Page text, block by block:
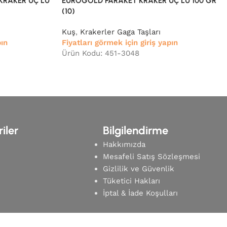
(10)
Kuş, Krakerler Gaga Taşları
Fiyatları görmek için giriş yapın
Ürün Kodu: 451-3048
Bilgilendirme
Hakkımızda
Mesafeli Satış Sözleşmesi
Gizlilik ve Güvenlik
Tüketici Hakları
İptal & İade Koşulları